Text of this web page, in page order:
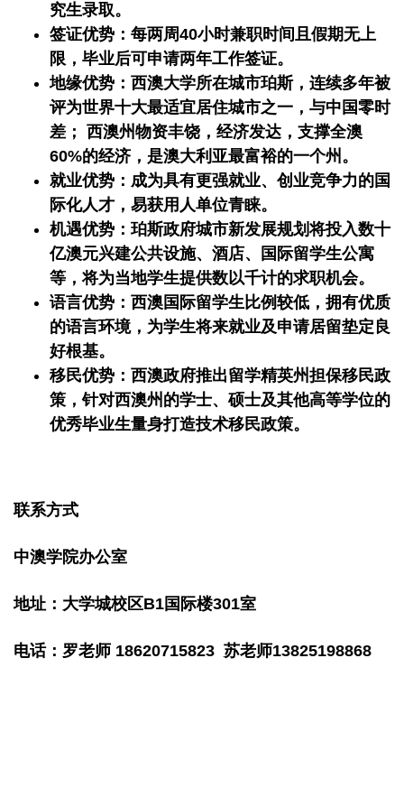
究生录取。
签证优势：每两周40小时兼职时间且假期无上
限，毕业后可申请两年工作签证。
地缘优势：西澳大学所在城市珀斯，连续多年被
评为世界十大最适宜居住城市之一，与中国零时
差； 西澳州物资丰饶，经济发达，支撑全澳
60%的经济，是澳大利亚最富裕的一个州。
就业优势：成为具有更强就业、创业竞争力的国
际化人才，易获用人单位青睐。
机遇优势：珀斯政府城市新发展规划将投入数十
亿澳元兴建公共设施、酒店、国际留学生公寓
等，将为当地学生提供数以千计的求职机会。
语言优势：西澳国际留学生比例较低，拥有优质
的语言环境，为学生将来就业及申请居留垫定良
好根基。
移民优势：西澳政府推出留学精英州担保移民政
策，针对西澳州的学士、硕士及其他高等学位的
优秀毕业生量身打造技术移民政策。
联系方式
中澳学院办公室
地址：大学城校区B1国际楼301室
电话：罗老师 18620715823 苏老师13825198868